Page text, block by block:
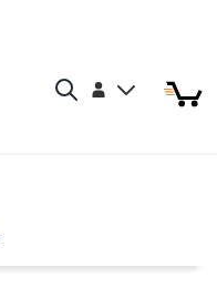
Konto Mein